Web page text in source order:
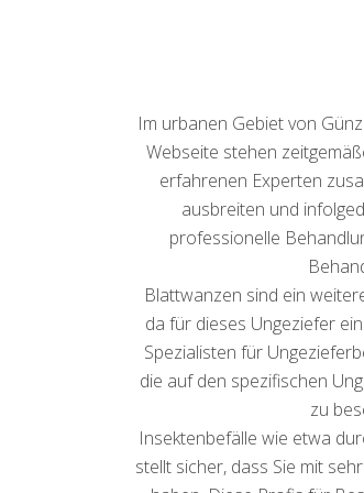
Im urbanen Gebiet von
Webseite stehen
erfahrenen Experten
ausbreiten und
professionelle
Blattwanzen sind ein
da für dieses Ungeziefer
Spezialisten für
die auf den spezifischen
zu
Insektenbefälle wie etwa
stellt sicher, dass Sie mit